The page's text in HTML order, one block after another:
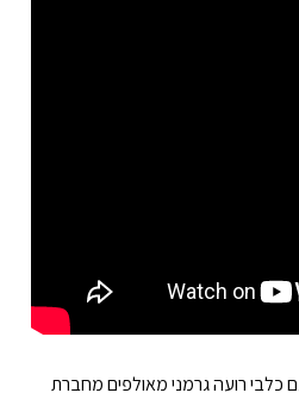
כלבי רועה גרמני מאולפים מחברת